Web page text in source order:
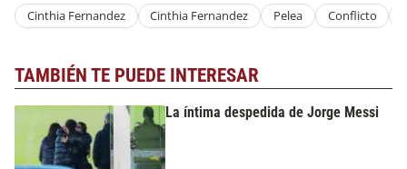
Cinthia Fernandez Cinthia Fernandez Pelea Conflicto
TAMBIÉN TE PUEDE INTERESAR
La íntima despedida de Jorge Messi